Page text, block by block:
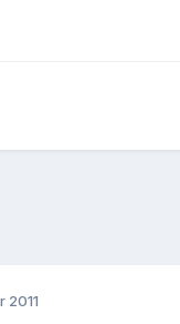
2011